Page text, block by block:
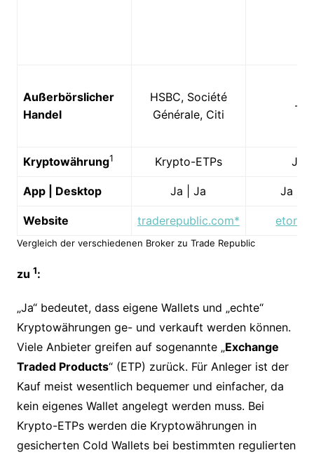
Außerbörslicher
Handel
HSBC, Société
Générale, Citi
–
Kryptowährung1 Krypto-ETPs Ja
App | Desktop Ja | Ja Ja |
Website traderepublic.com*
Vergleich der verschiedenen Broker zu Trade Republic
zu 1:
„Ja“ bedeutet, dass eigene Wallets und „echte“
Kryptowährungen ge- und verkauft werden können.
Viele Anbieter greifen auf sogenannte „Exchange
Traded Products“ (ETP) zurück. Für Anleger ist der
Kauf meist wesentlich bequemer und einfacher, da
kein eigenes Wallet angelegt werden muss. Bei
Krypto-ETPs werden die Kryptowährungen in
gesicherten Cold Wallets bei bestimmten regulierten